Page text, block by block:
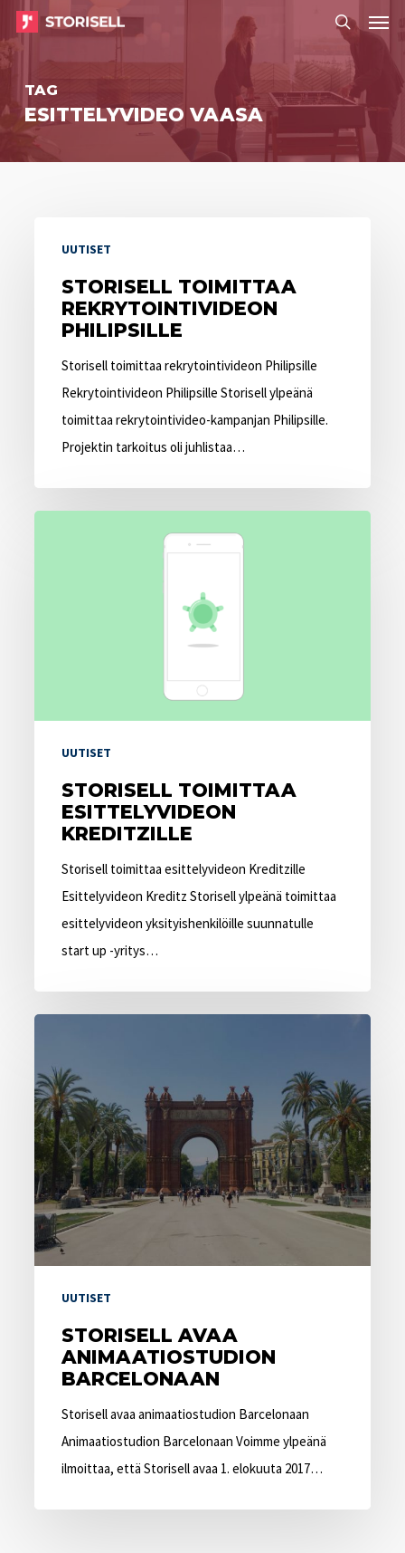
Skip
to
main
content
search
Menu
TAG
ESITTELYVIDEO VAASA
toimittaa
rekrytointivideon
Philipsille
UUTISET
STORISELL TOIMITTAA
REKRYTOINTIVIDEON
PHILIPSILLE
Storisell toimittaa rekrytointivideon Philipsille
Rekrytointivideon Philipsille Storisell ylpeänä
toimittaa rekrytointivideo-kampanjan Philipsille.
Projektin tarkoitus oli juhlistaa…
UUTISET
STORISELL TOIMITTAA
ESITTELYVIDEON
KREDITZILLE
Storisell toimittaa esittelyvideon Kreditzille
Esittelyvideon Kreditz Storisell ylpeänä toimittaa
esittelyvideon yksityishenkilöille suunnatulle
start up -yritys…
animaatiostudion
Barcelonaan
UUTISET
STORISELL AVAA
ANIMAATIOSTUDION
BARCELONAAN
Storisell avaa animaatiostudion Barcelonaan
Animaatiostudion Barcelonaan Voimme ylpeänä
ilmoittaa, että Storisell avaa 1. elokuuta 2017…
Menu